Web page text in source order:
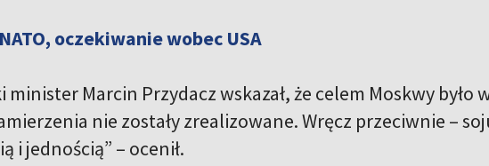
oczekiwanie wobec USA
minister Marcin Przydacz wskazał, że celem Moskwy było
nie zostały zrealizowane. Wręcz przeciwnie –
i jednością” – ocenił.